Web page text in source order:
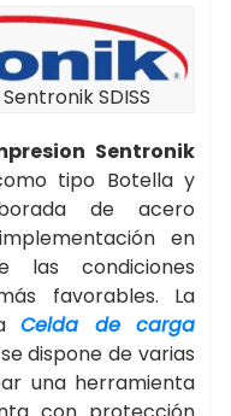
SDISS
Sentronik
tipo Botella y
de acero
en
las condiciones
favorables. La
Celda de carga
dispone de varias
una herramienta